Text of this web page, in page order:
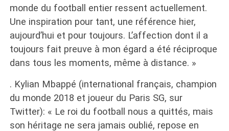
monde du football entier ressent actuellement.
Une inspiration pour tant, une référence hier,
aujourd’hui et pour toujours. L’affection dont il a
toujours fait preuve à mon égard a été réciproque
dans tous les moments, même à distance. »
. Kylian Mbappé (international français, champion
du monde 2018 et joueur du Paris SG, sur
Twitter): « Le roi du football nous a quittés, mais
son héritage ne sera jamais oublié, repose en